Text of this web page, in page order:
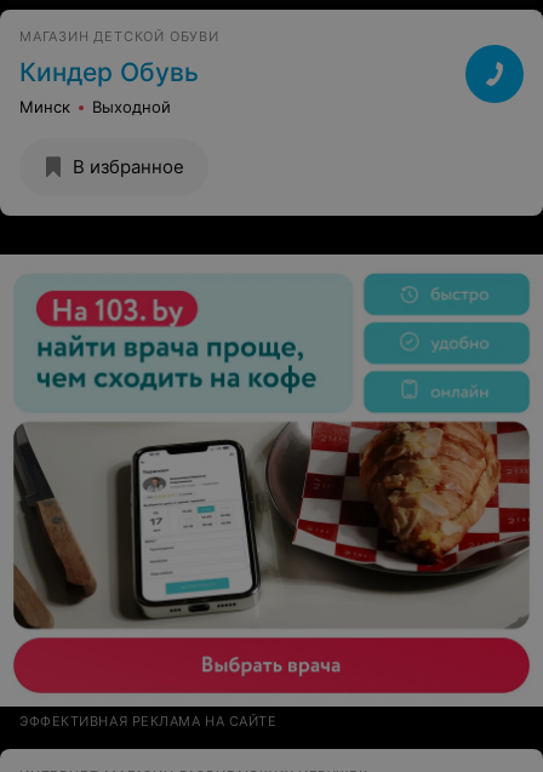
МАГАЗИН ДЕТСКОЙ ОБУВИ
Киндер Обувь
Минск Выходной
В избранное
ЭФФЕКТИВНАЯ РЕКЛАМА НА САЙТЕ